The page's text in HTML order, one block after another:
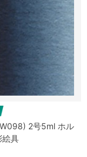
2号5ml ホル
絵具